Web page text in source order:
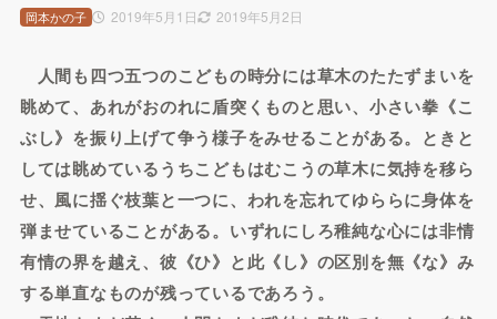
2019年5月1日 2019年5月2日
岡本かの子
人間も四つ五つのこどもの時分には草木のたたずまいを
眺めて、あれがおのれに盾突くものと思い、小さい拳《こ
ぶし》を振り上げて争う様子をみせることがある。ときと
しては眺めているうちこどもはむこうの草木に気持を移ら
せ、風に揺ぐ枝葉と一つに、われを忘れてゆららに身体を
弾ませていることがある。いずれにしろ稚純な心には非情
有情の界を越え、彼《ひ》と此《し》の区別を無《な》み
する単直なものが残っているであろう。